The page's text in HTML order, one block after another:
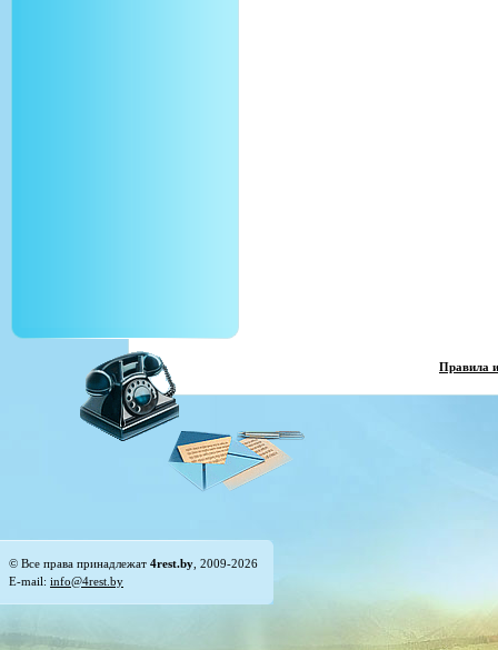
Правила
© Все права принадлежат 4rest.by , 2009-2026
E-mail: info@4rest.by